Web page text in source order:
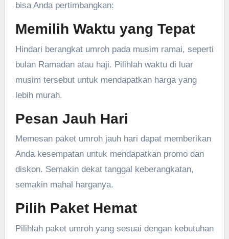
bisa Anda pertimbangkan:
Memilih Waktu yang Tepat
Hindari berangkat umroh pada musim ramai, seperti
bulan Ramadan atau haji. Pilihlah waktu di luar
musim tersebut untuk mendapatkan harga yang
lebih murah.
Pesan Jauh Hari
Memesan paket umroh jauh hari dapat memberikan
Anda kesempatan untuk mendapatkan promo dan
diskon. Semakin dekat tanggal keberangkatan,
semakin mahal harganya.
Pilih Paket Hemat
Pilihlah paket umroh yang sesuai dengan kebutuhan